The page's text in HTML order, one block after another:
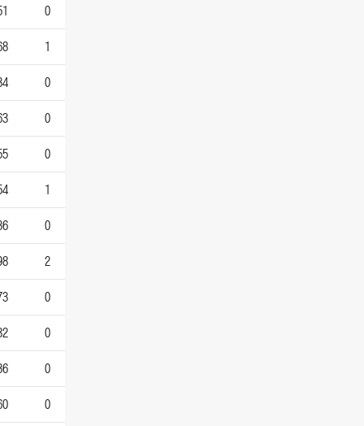
0
1
0
0
0
1
0
2
0
0
0
0